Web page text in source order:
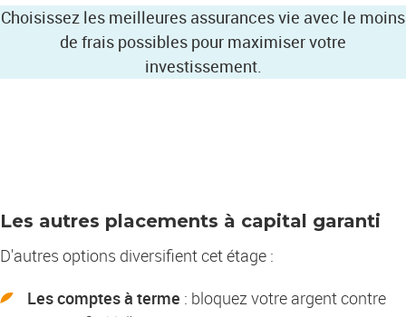
Choisissez les meilleures assurances vie avec le moins
de frais possibles pour maximiser votre
investissement.
Les autres placements à capital garanti
D'autres options diversifient cet étage :
Les comptes à terme : bloquez votre argent contre